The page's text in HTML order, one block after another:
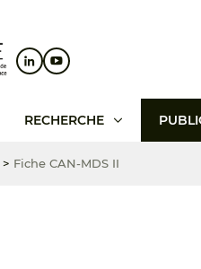
RECHERCHE
> Fiche CAN-MDS II